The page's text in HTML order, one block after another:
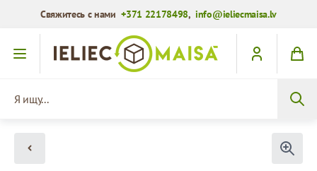
Свяжитесь с нами+371 22178498,info@ieliecmaisa.lv
Перейти к содержимому